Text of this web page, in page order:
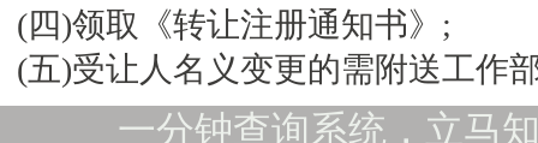
(四)领取《转让注册通知书》;
(五)受让人名义变更的需附送工作
一分钟查询系统，立马